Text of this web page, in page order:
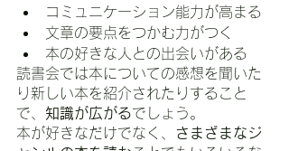
コミュニケーション能力が高まる
文章の要点をつかむ力がつく
本の好きな人との出会いがある
読書会では本についての感想を聞いた
り新しい本を紹介されたりすること
で、 知識が広がるでしょう。
本が好きなだけでなく、
さまざまなジ